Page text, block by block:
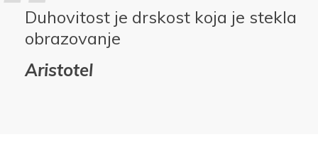
Duhovitost je drskost koja je stekla
obrazovanje
Aristotel